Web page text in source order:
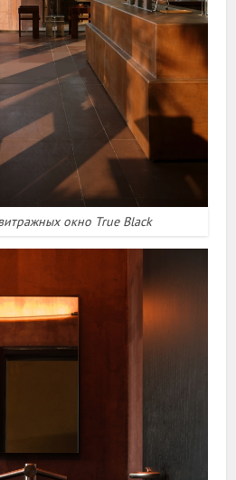
окно True Black